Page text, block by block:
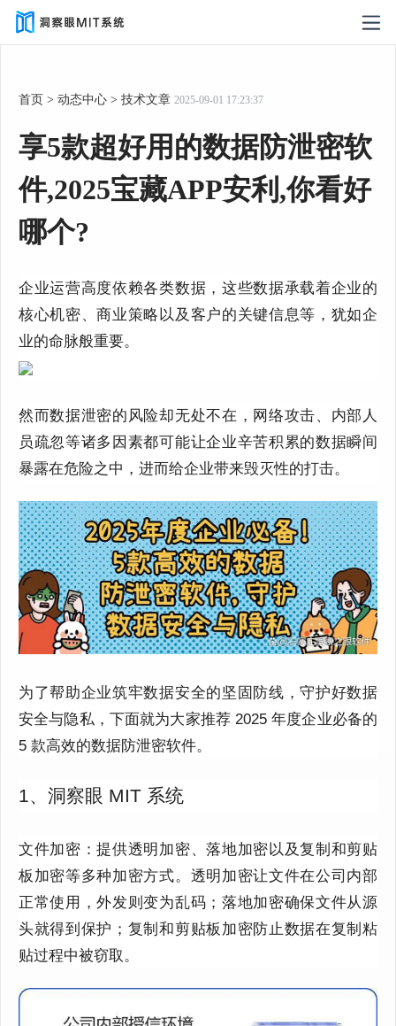
首页 > 动态中心 > 技术文章 2025-09-01 17:23:37
享5款超好用的数据防泄密软
件,2025宝藏APP安利,你看好
哪个?
企业运营高度依赖各类数据，这些数据承载着企业的
核心机密、商业策略以及客户的关键信息等，犹如企
业的命脉般重要。
然而数据泄密的风险却无处不在，网络攻击、内部人
员疏忽等诸多因素都可能让企业辛苦积累的数据瞬间
暴露在危险之中，进而给企业带来毁灭性的打击。
为了帮助企业筑牢数据安全的坚固防线，守护好数据
安全与隐私，下面就为大家推荐 2025 年度企业必备的
5 款高效的数据防泄密软件。
1、洞察眼 MIT 系统
文件加密：提供透明加密、落地加密以及复制和剪贴
板加密等多种加密方式。透明加密让文件在公司内部
正常使用，外发则变为乱码；落地加密确保文件从源
头就得到保护；复制和剪贴板加密防止数据在复制粘
贴过程中被窃取。